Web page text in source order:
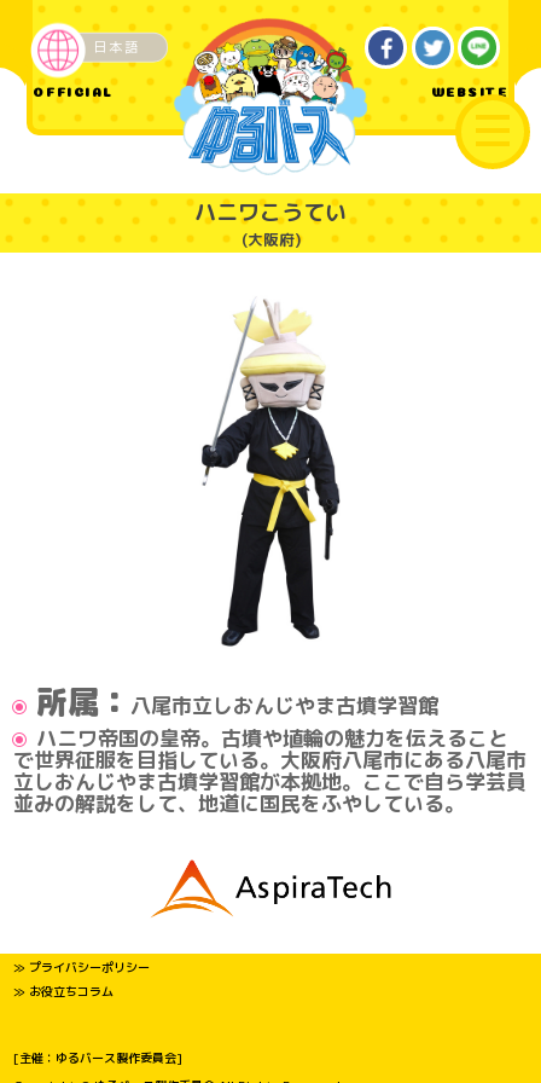
OFFICIAL WEBSITE
日本語
ご当地
ハニワこうてい
(大阪府)
所属： 八尾市立しおんじやま古墳学習館
ハニワ帝国の皇帝。古墳や埴輪の魅力を伝えること
で世界征服を目指している。大阪府八尾市にある八尾市
立しおんじやま古墳学習館が本拠地。ここで自ら学芸員
並みの解説をして、地道に国民をふやしている。
≫ プライバシーポリシー
≫ お役立ちコラム
[主催：ゆるバース製作委員会]